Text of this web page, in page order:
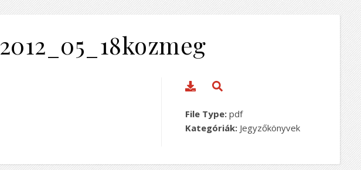
2012_05_18kozmeg
File Type: pdf
Kategóriák:Jegyzőkönyvek